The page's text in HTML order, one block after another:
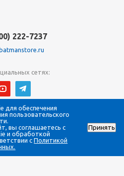
222-7237
сетях:
(BatmanStore)
и систем безопасности
защищены
Ренартовна
для обеспечения
пользовательского
вы соглашаетесь с
и обработкой
сПолитикой
Принять